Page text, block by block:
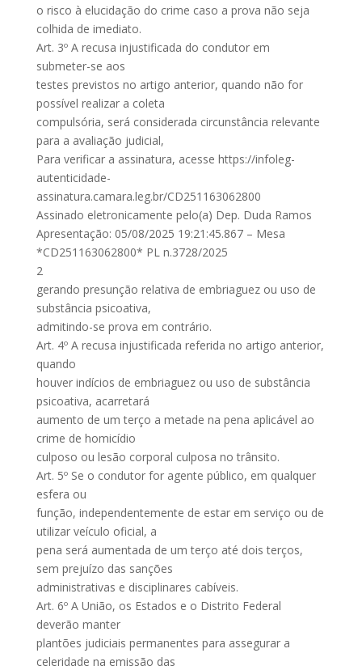
o risco à elucidação do crime caso a prova não seja
colhida de imediato.
Art. 3º A recusa injustificada do condutor em
submeter-se aos
testes previstos no artigo anterior, quando não for
possível realizar a coleta
compulsória, será considerada circunstância relevante
para a avaliação judicial,
Para verificar a assinatura, acesse https://infoleg-
autenticidade-
assinatura.camara.leg.br/CD251163062800
Assinado eletronicamente pelo(a) Dep. Duda Ramos
Apresentação: 05/08/2025 19:21:45.867 – Mesa
*CD251163062800* PL n.3728/2025
2
gerando presunção relativa de embriaguez ou uso de
substância psicoativa,
admitindo-se prova em contrário.
Art. 4º A recusa injustificada referida no artigo anterior,
quando
houver indícios de embriaguez ou uso de substância
psicoativa, acarretará
aumento de um terço a metade na pena aplicável ao
crime de homicídio
culposo ou lesão corporal culposa no trânsito.
Art. 5º Se o condutor for agente público, em qualquer
esfera ou
função, independentemente de estar em serviço ou de
utilizar veículo oficial, a
pena será aumentada de um terço até dois terços,
sem prejuízo das sanções
administrativas e disciplinares cabíveis.
Art. 6º A União, os Estados e o Distrito Federal
deverão manter
plantões judiciais permanentes para assegurar a
celeridade na emissão das